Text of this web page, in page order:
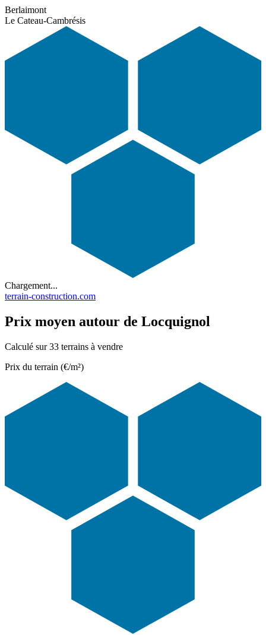
Berlaimont
Le Cateau-Cambrésis
Chargement...
terrain-construction.com
Prix moyen autour de Locquignol
Calculé sur 33 terrains à vendre
Prix du terrain (€/m²)